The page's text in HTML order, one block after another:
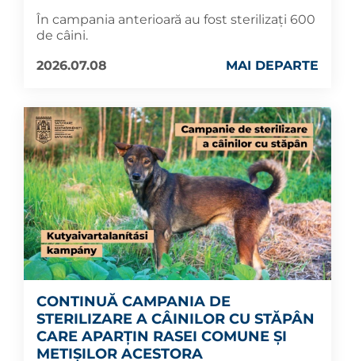
În campania anterioară au fost sterilizați 600
de câini.
2026.07.08
MAI DEPARTE
CONTINUĂ CAMPANIA DE
STERILIZARE A CÂINILOR CU STĂPÂN
CARE APARȚIN RASEI COMUNE ȘI
METIȘILOR ACESTORA